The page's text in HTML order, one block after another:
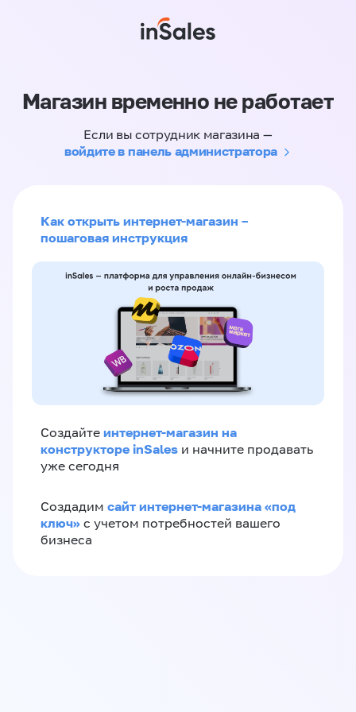
Магазин временно не работает
Если вы сотрудник магазина —
войдите в панель администратора
Как открыть интернет-магазин –
пошаговая инструкция
Создайте интернет-магазин на
конструкторе inSales и начните продавать
уже сегодня
Создадим сайт интернет-магазина «под
ключ» с учетом потребностей вашего
бизнеса